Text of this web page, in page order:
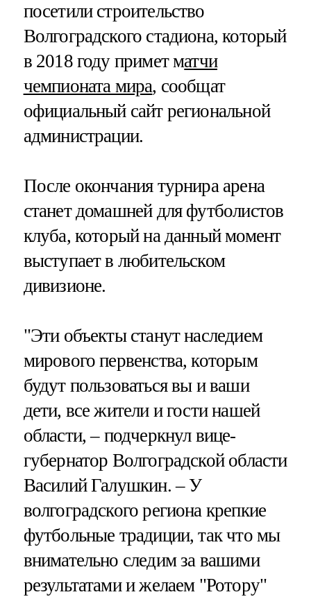
посетили строительство
Волгоградского стадиона, который
в 2018 году примет матчи
чемпионата мира, сообщат
официальный сайт региональной
администрации.
После окончания турнира арена
станет домашней для футболистов
клуба, который на данный момент
выступает в любительском
дивизионе.
"Эти объекты станут наследием
мирового первенства, которым
будут пользоваться вы и ваши
дети, все жители и гости нашей
области, – подчеркнул вице-
губернатор Волгоградской области
Василий Галушкин. – У
волгоградского региона крепкие
футбольные традиции, так что мы
внимательно следим за вашими
результатами и желаем "Ротору"